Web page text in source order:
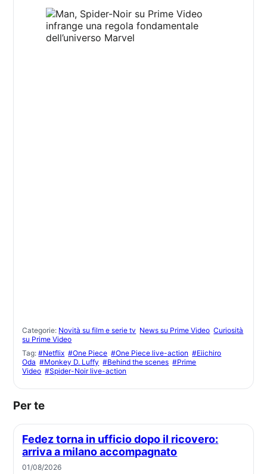
Categorie: Novità su film e serie tv News su Prime Video Curiosità
su Prime Video
Tag:#Netflix #One Piece #One Piece live-action #Eiichiro
Oda #Monkey D. Luffy #Behind the scenes #Prime
Video #Spider-Noir live-action
Per te
Fedez torna in ufficio dopo il ricovero:
arriva a milano accompagnato
01/08/2026